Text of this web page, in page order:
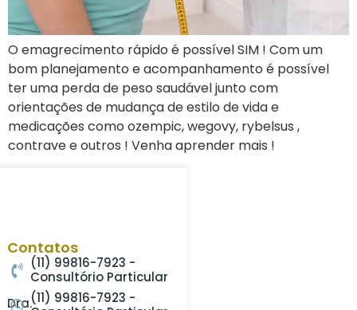
O emagrecimento rápido é possível SIM ! Com um
bom planejamento e acompanhamento é possível
ter uma perda de peso saudável junto com
orientações de mudança de estilo de vida e
medicações como ozempic, wegovy, rybelsus ,
contrave e outros ! Venha aprender mais !
Dra.
Contatos
(11) 99816-7923 -
Consultório Particular
(11) 99816-7923 -